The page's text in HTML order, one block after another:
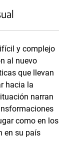
y complejo
al nuevo
que llevan
hacia la
narran
como en los
en su país